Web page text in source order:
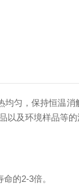
匀，保持恒温
及环境样品等的
的2-3倍。